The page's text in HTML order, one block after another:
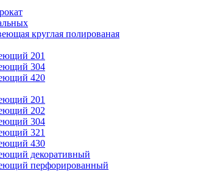
круглая полированая
201
304
420
201
202
304
321
430
декоративный
перфорированный